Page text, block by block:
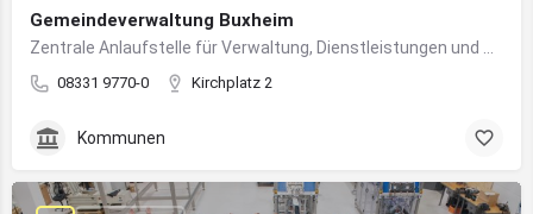
Gemeindeverwaltung Buxheim
08331 9770-0 Kirchplatz 2
Kommunen